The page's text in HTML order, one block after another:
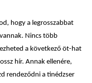
hogy a legrosszabbat
Nincs több
a következő öt-hat
hír. Annak ellenére,
rendeződni a tinédzser